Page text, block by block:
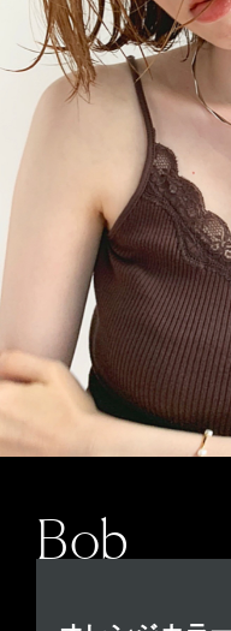
Bob